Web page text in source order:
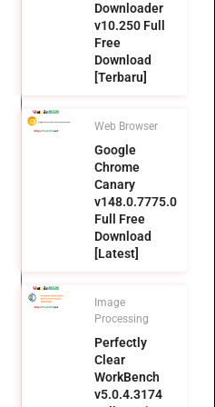
Downloader
v10.250 Full
Free
Download
[Terbaru]
Web Browser
Google
Chrome
Canary
v148.0.7775.0
Full Free
Download
[Latest]
Image
Processing
Perfectly
Clear
WorkBench
v5.0.4.3174